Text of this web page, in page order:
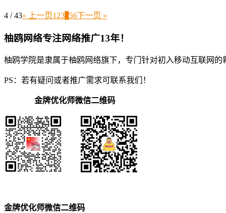
4 / 43« 上一页1 23 56下一页 »
柚鸥网络专注网络推广13年！
柚鸥学院是隶属于柚鸥网络旗下，专门针对初入移动互联网的
PS：若有疑问或者推广需求可联系我们！
金牌优化师微信二维码
金牌优化师微信二维码